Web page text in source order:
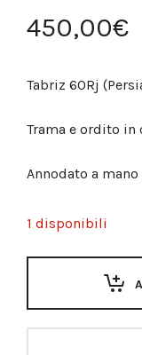
450,00€
Tabriz 60Rj
Trama e ordito in
Annodato a
1 disponibili